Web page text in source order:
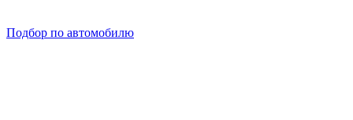
Подбор по автомобилю